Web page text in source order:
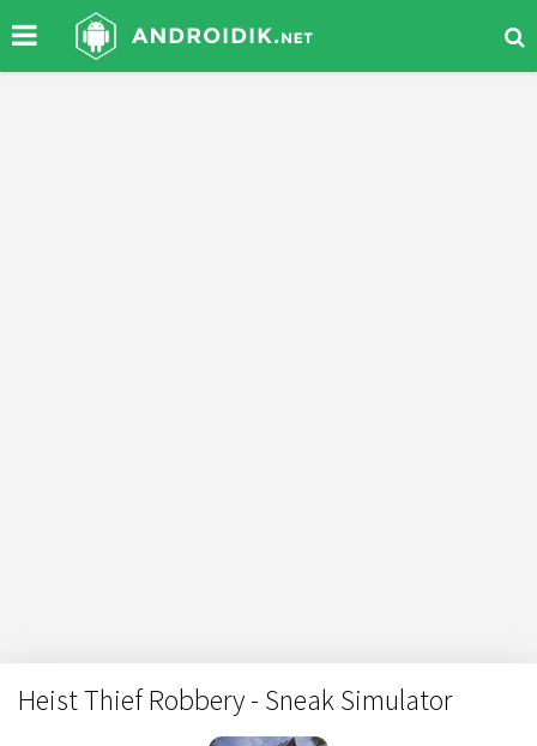
Heist Thief Robbery - Sneak Simulator